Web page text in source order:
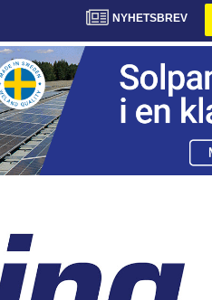
NYHETSBREV